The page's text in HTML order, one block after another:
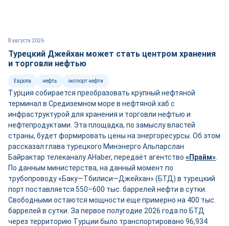
8 августа 2026
Турецкий Джейхан может стать центром хранения
и торговли нефтью
Европа нефть экспорт нефти
Турция собирается преобразовать крупный нефтяной
терминал в Средиземном море в нефтяной хаб с
инфраструктурой для хранения и торговли нефтью и
нефтепродуктами. Эта площадка, по замыслу властей
страны, будет формировать цены на энергоресурсы. Об этом
рассказал глава турецкого Минэнерго Альпарслан
Байрактар телеканалу AHaber, передаёт агентство «Прайм»
По данным министерства, на данный момент по
трубопроводу «Баку—Тбилиси—Джейхан» (БТД) в турецкий
порт поставляется 550–600 тыс. баррелей нефти в сутки.
Свободными остаются мощности ещепримерно на 400 тыс.
баррелей в сутки. За первое полугодие 2026 года по БТД
через территорию Турции было транспортировано 96,934